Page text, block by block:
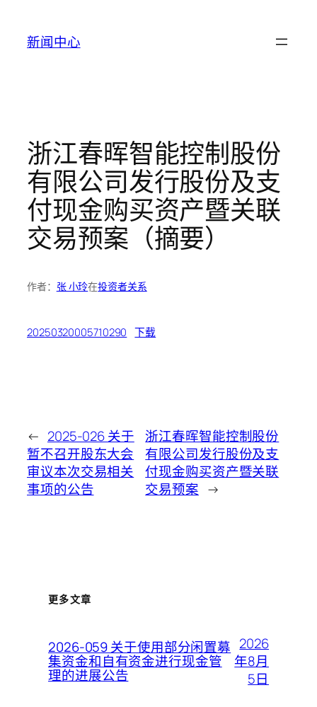
新闻中心
浙江春晖智能控制股份
有限公司发行股份及支
付现金购买资产暨关联
交易预案（摘要）
作者： 张 小玲在投资者关系
20250320005710290 下载
← 2025-026 关于
暂不召开股东大会
审议本次交易相关
事项的公告
浙江春晖智能控制股份
有限公司发行股份及支
付现金购买资产暨关联
交易预案 →
更多文章
2026-059 关于使用部分闲置募
集资金和自有资金进行现金管
理的进展公告
2026
年8月
5日